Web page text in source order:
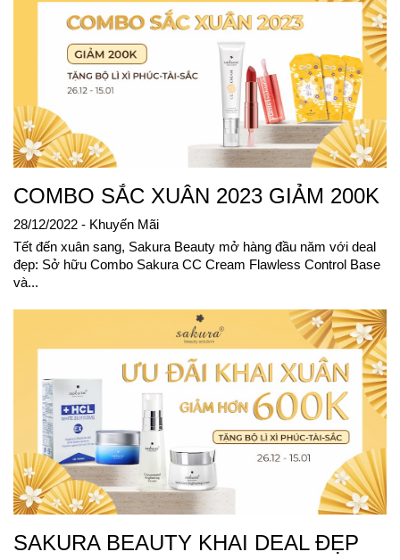
COMBO SẮC XUÂN 2023 GIẢM 200K
28/12/2022 - Khuyến Mãi
Tết đến xuân sang, Sakura Beauty mở hàng đầu năm với deal
đẹp: Sở hữu Combo Sakura CC Cream Flawless Control Base
và...
SAKURA BEAUTY KHAI DEAL ĐẸP